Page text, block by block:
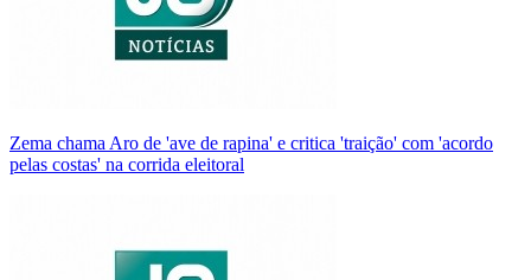
Zema chama Aro de 'ave de rapina' e critica 'traição' com 'acordo
pelas costas' na corrida eleitoral